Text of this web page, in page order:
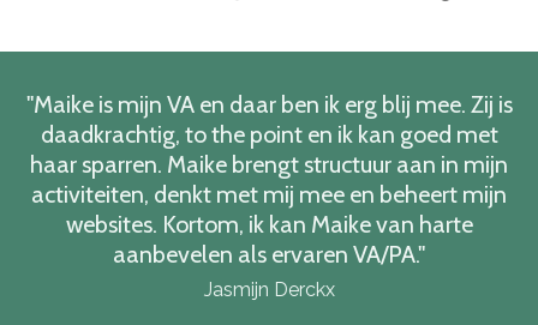
"Maike is mijn VA en daar ben ik erg blij mee. Zij is
daadkrachtig, to the point en ik kan goed met
haar sparren. Maike brengt structuur aan in mijn
activiteiten, denkt met mij mee en beheert mijn
websites. Kortom, ik kan Maike van harte
aanbevelen als ervaren VA/PA."
Jasmijn Derckx